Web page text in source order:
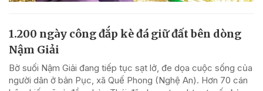
1.200 ngày công đắp kè đá giữ đất bên dòng
Nậm Giải
Bờ suối Nậm Giải đang tiếp tục sạt lở, đe dọa cuộc sống của
người dân ở bản Pục, xã Quế Phong (Nghệ An). Hơn 70 cán